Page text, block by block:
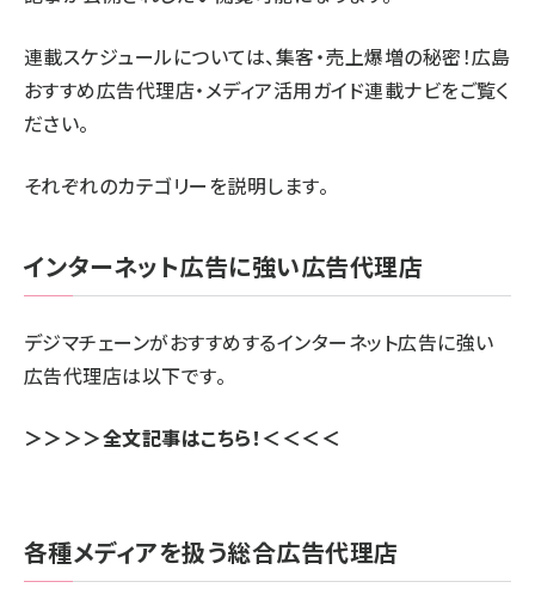
連載スケジュールについては、集客・売上爆増の秘密！広島
おすすめ広告代理店・メディア活用ガイド連載ナビをご覧く
ださい。
それぞれのカテゴリーを説明します。
インターネット広告に強い広告代理店
デジマチェーンがおすすめするインターネット広告に強い
広告代理店は以下です。
＞＞＞＞全文記事はこちら！＜＜＜＜
各種メディアを扱う総合広告代理店